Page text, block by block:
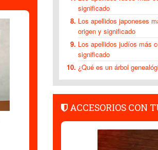
significado
Los apellidos japoneses
origen y significado
Los apellidos judíos más
significado
¿Qué es un árbol
ACCESORIOS CON